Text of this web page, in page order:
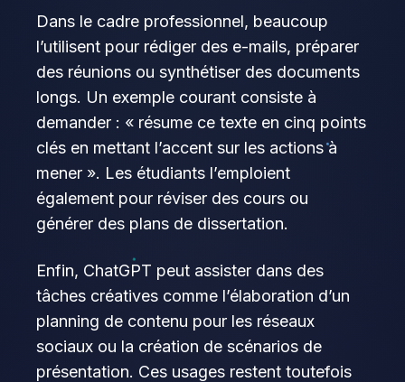
Dans le cadre professionnel, beaucoup
l’utilisent pour rédiger des e-mails, préparer
des réunions ou synthétiser des documents
longs. Un exemple courant consiste à
demander : « résume ce texte en cinq points
clés en mettant l’accent sur les actions à
mener ». Les étudiants l’emploient
également pour réviser des cours ou
générer des plans de dissertation.
Enfin, ChatGPT peut assister dans des
tâches créatives comme l’élaboration d’un
planning de contenu pour les réseaux
sociaux ou la création de scénarios de
présentation. Ces usages restent toutefois